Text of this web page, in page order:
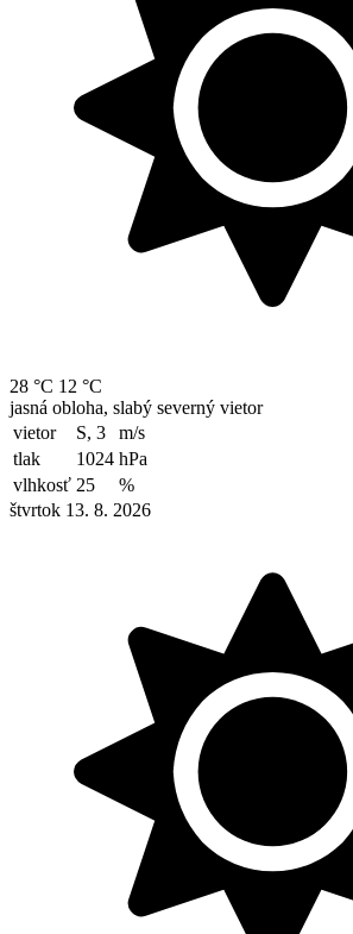
28 °C 12 °C
jasná obloha, slabý severný vietor
vietor
S, 3
m/s
tlak
1024 hPa
vlhkosť 25
%
štvrtok 13. 8. 2026